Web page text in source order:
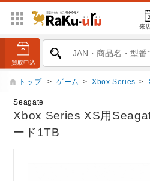
来
トップ > ゲーム > Xbox Series >
Seagate
Xbox Series XS用
ード1TB